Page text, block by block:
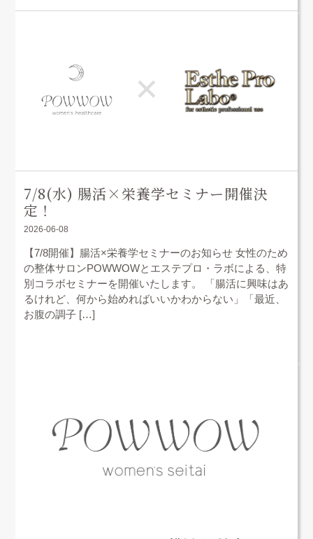
7/8(水) 腸活×栄養学セミナー開催決
定！
2026-06-08
【7/8開催】腸活×栄養学セミナーのお知らせ 女性のため
の整体サロンPOWWOWとエステプロ・ラボによる、特
別コラボセミナーを開催いたします。 「腸活に興味はあ
るけれど、何から始めればいいかわからない」「最近、
お腹の調子 […]